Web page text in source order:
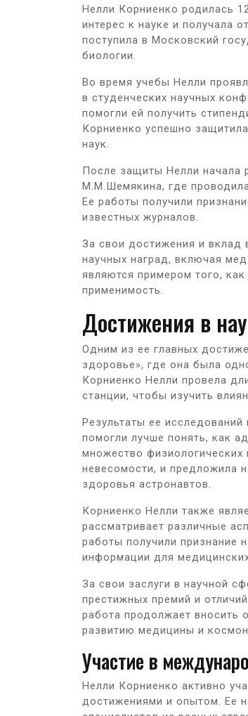
Нелли Корниенко родилась
интерес к науке и получала
поступила в Московский
биологии.
Во время учебы Нелли
в студенческих научных
помогли ей получить
Корниенко успешно
наук.
После защиты Нелли начала
М.М.Шемякина, где
Ее работы получили
известных журналов.
За свои достижения и вклад
научных наград, включая
являются примером того,
применимость.
Достижения в
Одним из ее главных
здоровье», где она была
Корниенко Нелли провела
станции, чтобы изучить
Результаты ее
помогли лучше понять, как
множество физиологических
невесомости, и предложила
здоровья астронавтов.
Корниенко Нелли также
рассматривает различные
работы получили признание
информации для
За свои заслуги в научной
престижных премий и
работа продолжает вносить
развитию медицины и
Участие в
Нелли Корниенко активно
достижениями и опытом. Ее